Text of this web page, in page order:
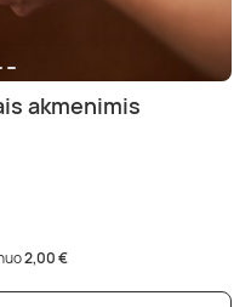
akmenimis
2,00 €